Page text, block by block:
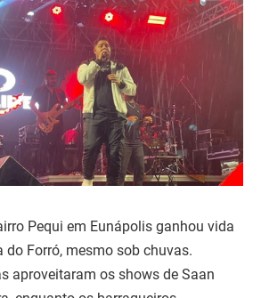
Pequi em Eunápolis ganhou vida
Forró, mesmo sob chuvas.
aproveitaram os shows de Saan